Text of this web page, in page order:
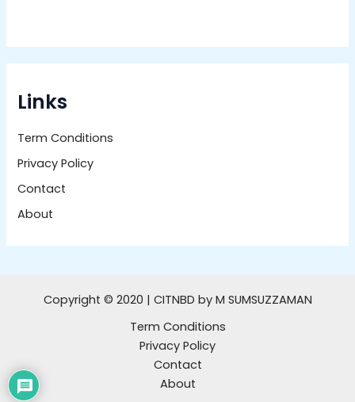
Links
Term Conditions
Privacy Policy
Contact
About
Copyright © 2020 | CITNBD by M SUMSUZZAMAN
Term Conditions
Privacy Policy
Contact
About